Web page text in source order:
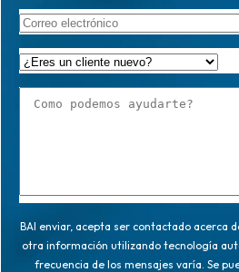
BAl enviar, acepta ser contactado acerca
otra información utilizando tecnología
frecuencia de los mensajes varía. Se